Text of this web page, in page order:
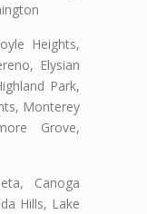
Heights,
Elysian
Park,
Monterey
Grove,
Canoga
Hills, Lake